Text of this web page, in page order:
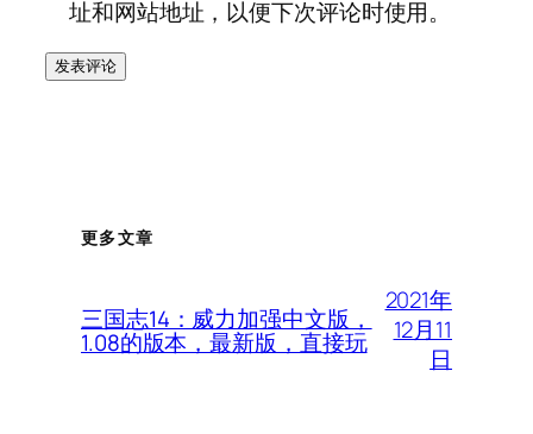
址和网站地址，以便下次评论时使用。
更多文章
三国志14：威力加强中文版，
1.08的版本，最新版，直接玩
2021年
12月11
日